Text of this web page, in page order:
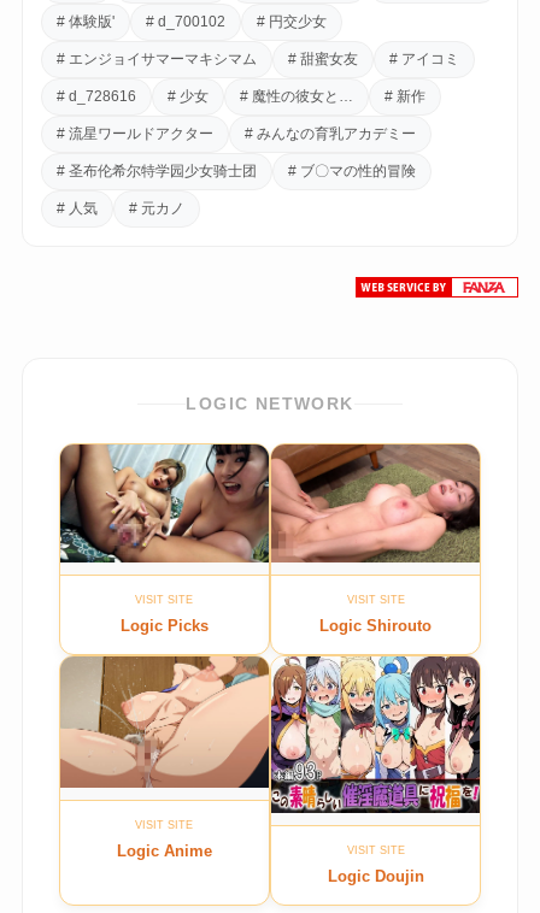
# 体験版' # d_700102 # 円交少女
# エンジョイサマーマキシマム # 甜蜜女友 # アイコミ
# d_728616 # 少女 # 魔性の彼女と… # 新作
# 流星ワールドアクター # みんなの育乳アカデミー
# 圣布伦希尔特学园少女骑士团 # ブ〇マの性的冒険
# 人気 # 元カノ
LOGIC NETWORK
VISIT SITE
Logic Picks
VISIT SITE
Logic Shirouto
VISIT SITE
Logic Anime VISIT SITE
Logic Doujin